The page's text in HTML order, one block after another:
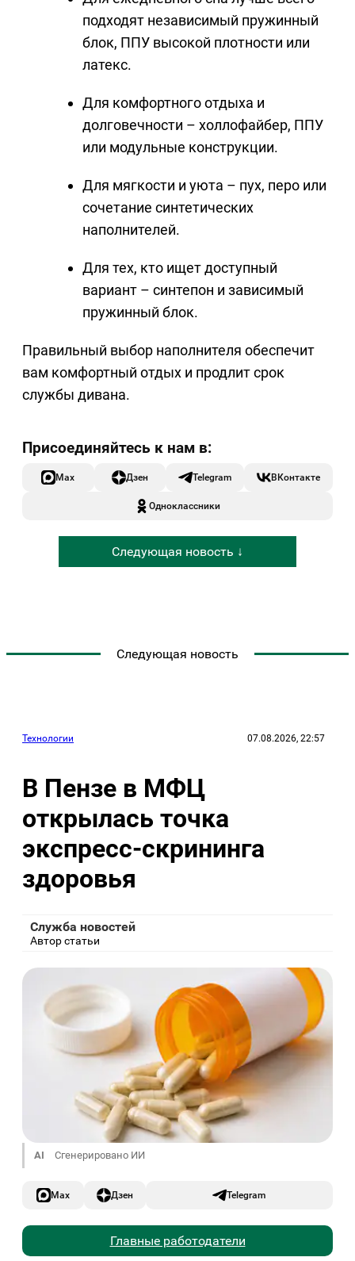
подходят независимый пружинный
блок, ППУ высокой плотности или
латекс.
Для комфортного отдыха и
долговечности – холлофайбер, ППУ
или модульные конструкции.
Для мягкости и уюта – пух, перо или
сочетание синтетических
наполнителей.
Для тех, кто ищет доступный
вариант – синтепон и зависимый
пружинный блок.
Правильный выбор наполнителя обеспечит
вам комфортный отдых и продлит срок
службы дивана.
Max Дзен Telegram ВКонтакте
Одноклассники
Следующая новость ↓
Следующая новость
Технологии 07.08.2026, 22:57
В Пензе в МФЦ
открылась точка
экспресс-скрининга
здоровья
Служба новостей
Автор статьи
AI Сгенерировано ИИ
Max Дзен Telegram
Главные работодатели